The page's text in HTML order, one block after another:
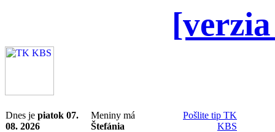
Dnes je piatok 07.
08. 2026
Meniny má
Štefánia
Pošlite tip TK
KBS